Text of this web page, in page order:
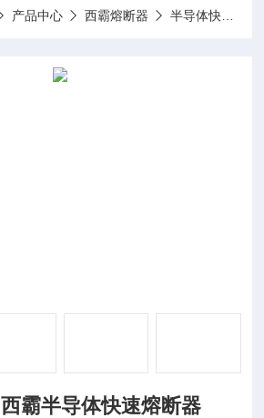
产品中心 西霸熔断器 半导体快速熔断器
2066331系列 西霸半导体快速熔断器